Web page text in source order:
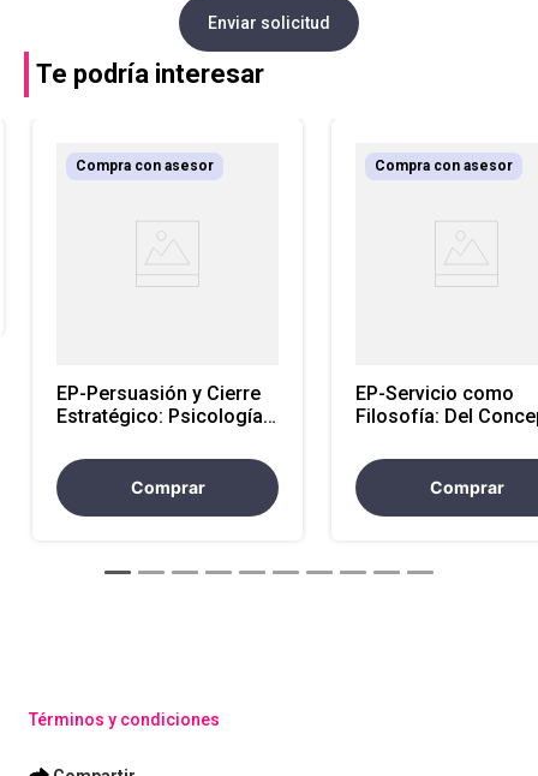
Enviar solicitud
Te podría interesar
EP-Persuasión y Cierre
Estratégico: Psicología
Negociación
Comprar
Compra con asesor
EP-Servicio como
Filosofía: Del
con el Cliente
Comprar
Compra con asesor
Términos y condiciones